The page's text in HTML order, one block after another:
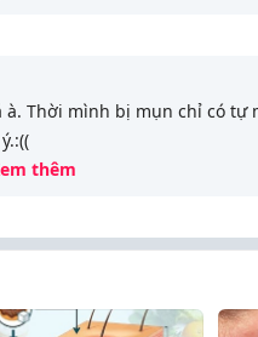
Thời mình bị mụn chỉ có tự
thêm